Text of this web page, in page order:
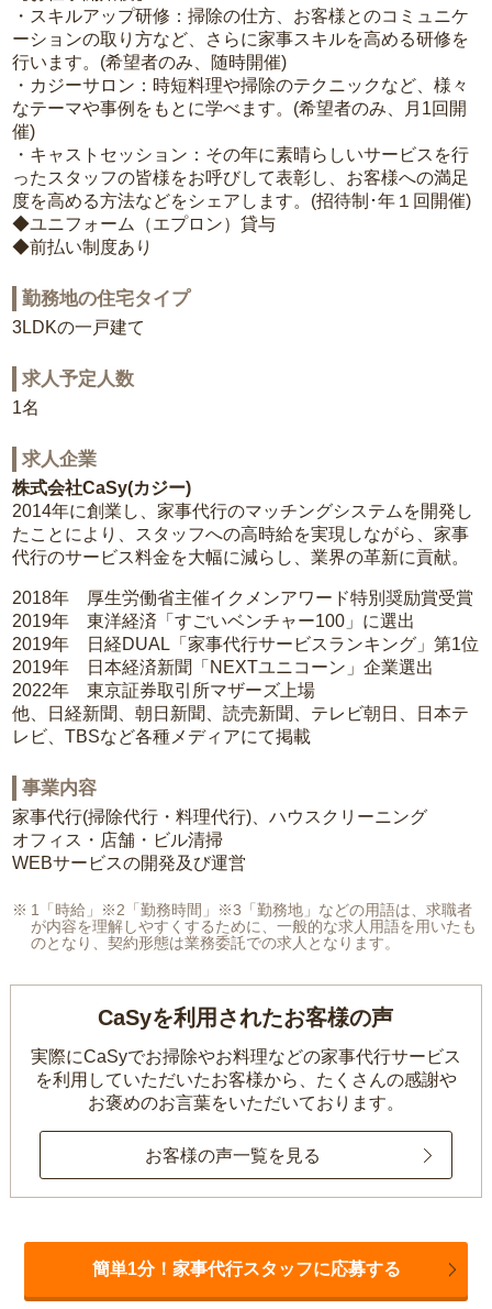
・スキルアップ研修：掃除の仕方、お客様とのコミュニケ
ーションの取り方など、さらに家事スキルを高める研修を
行います。(希望者のみ、随時開催)
・カジーサロン：時短料理や掃除のテクニックなど、様々
なテーマや事例をもとに学べます。(希望者のみ、月1回開
催)
・キャストセッション：その年に素晴らしいサービスを行
ったスタッフの皆様をお呼びして表彰し、お客様への満足
度を高める方法などをシェアします。(招待制･年１回開催)
◆ユニフォーム（エプロン）貸与
◆前払い制度あり
勤務地の住宅タイプ
3LDKの一戸建て
求人予定人数
1名
求人企業
株式会社CaSy(カジー)
2014年に創業し、家事代行のマッチングシステムを開発し
たことにより、スタッフへの高時給を実現しながら、家事
代行のサービス料金を大幅に減らし、業界の革新に貢献。
2018年 厚生労働省主催イクメンアワード特別奨励賞受賞
2019年 東洋経済「すごいベンチャー100」に選出
2019年 日経DUAL「家事代行サービスランキング」第1位
2019年 日本経済新聞「NEXTユニコーン」企業選出
2022年 東京証券取引所マザーズ上場
他、日経新聞、朝日新聞、読売新聞、テレビ朝日、日本テ
レビ、TBSなど各種メディアにて掲載
事業内容
家事代行(掃除代行・料理代行)、ハウスクリーニング
オフィス・店舗・ビル清掃
WEBサービスの開発及び運営
1「時給」※2「勤務時間」※3「勤務地」などの用語は、求職者
が内容を理解しやすくするために、一般的な求人用語を用いたも
のとなり、契約形態は業務委託での求人となります。
CaSyを利用されたお客様の声
実際にCaSyでお掃除やお料理などの家事代行サービス
を利用していただいたお客様から、 たくさんの感謝や
お褒めのお言葉をいただいております。
お客様の声一覧を見る
簡単1分！家事代行スタッフに応募する